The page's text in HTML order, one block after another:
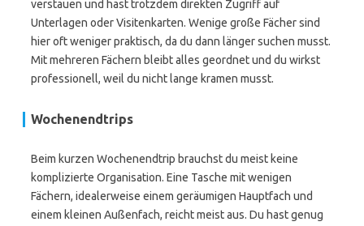
verstauen und hast trotzdem direkten Zugriff auf
Unterlagen oder Visitenkarten. Wenige große Fächer sind
hier oft weniger praktisch, da du dann länger suchen musst.
Mit mehreren Fächern bleibt alles geordnet und du wirkst
professionell, weil du nicht lange kramen musst.
Wochenendtrips
Beim kurzen Wochenendtrip brauchst du meist keine
komplizierte Organisation. Eine Tasche mit wenigen
Fächern, idealerweise einem geräumigen Hauptfach und
einem kleinen Außenfach, reicht meist aus. Du hast genug